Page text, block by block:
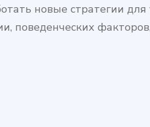
новые стратегии
поведенческих